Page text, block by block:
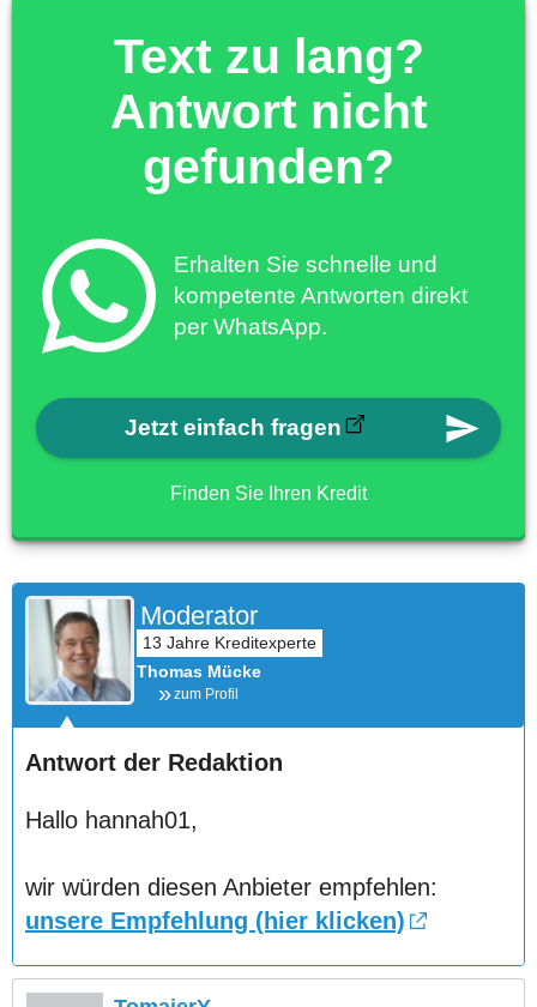
Text zu lang?
Antwort nicht
gefunden?
Erhalten Sie schnelle und
kompetente Antworten direkt
per WhatsApp.
Jetzt einfach fragen
Finden Sie Ihren Kredit
Moderator
Thomas Mücke
zum Profil
Antwort der Redaktion
Hallo hannah01,
wir würden diesen Anbieter empfehlen:
unsere Empfehlung (hier klicken)